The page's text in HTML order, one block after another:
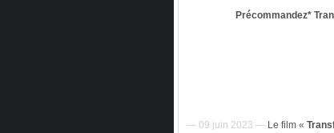
Précommandez*
— 09 juin 2023 — Le film «